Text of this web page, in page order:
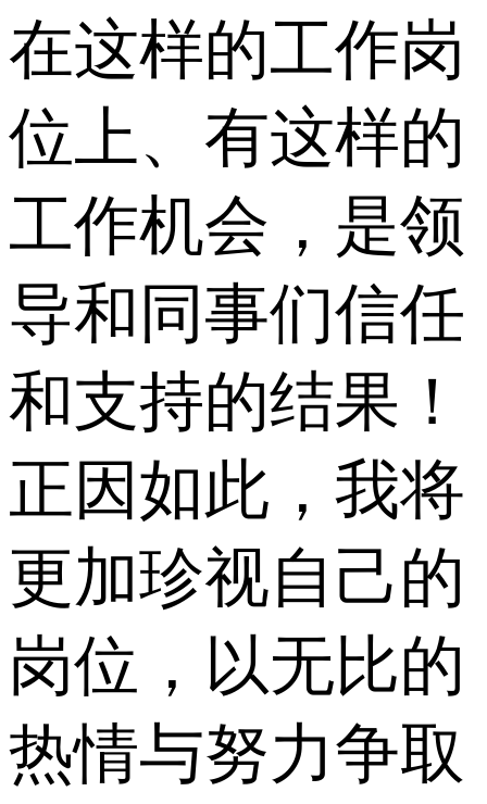
在这样的工作岗
位上、有这样的
工作机会，是领
导和同事们信任
和支持的结果！
正因如此，我将
更加珍视自己的
岗位，以无比的
热情与努力争取